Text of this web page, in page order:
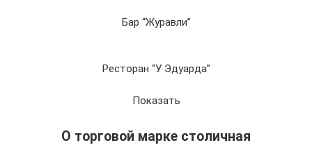
Бар “Журавли”
Ресторан “У Эдуарда”
Показать
О торговой марке столичная